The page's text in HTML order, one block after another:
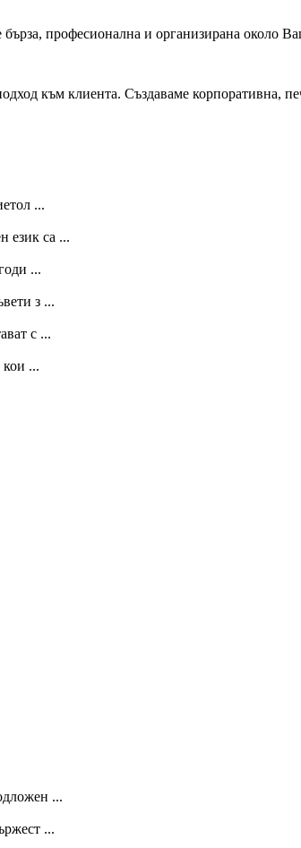
професионална и организирана около
към клиента. Създаваме корпоративна,
...
език са ...
...
з ...
с ...
кои ...
...
...